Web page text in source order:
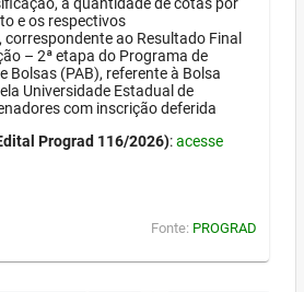
a quantidade de cotas por
e os respectivos
ao Resultado Final
– 2ª etapa do Programa de
Bolsas (PAB), referente à Bolsa
Universidade Estadual de
com inscrição deferida
Prograd 116/2026):acesse
Fonte: PROGRAD